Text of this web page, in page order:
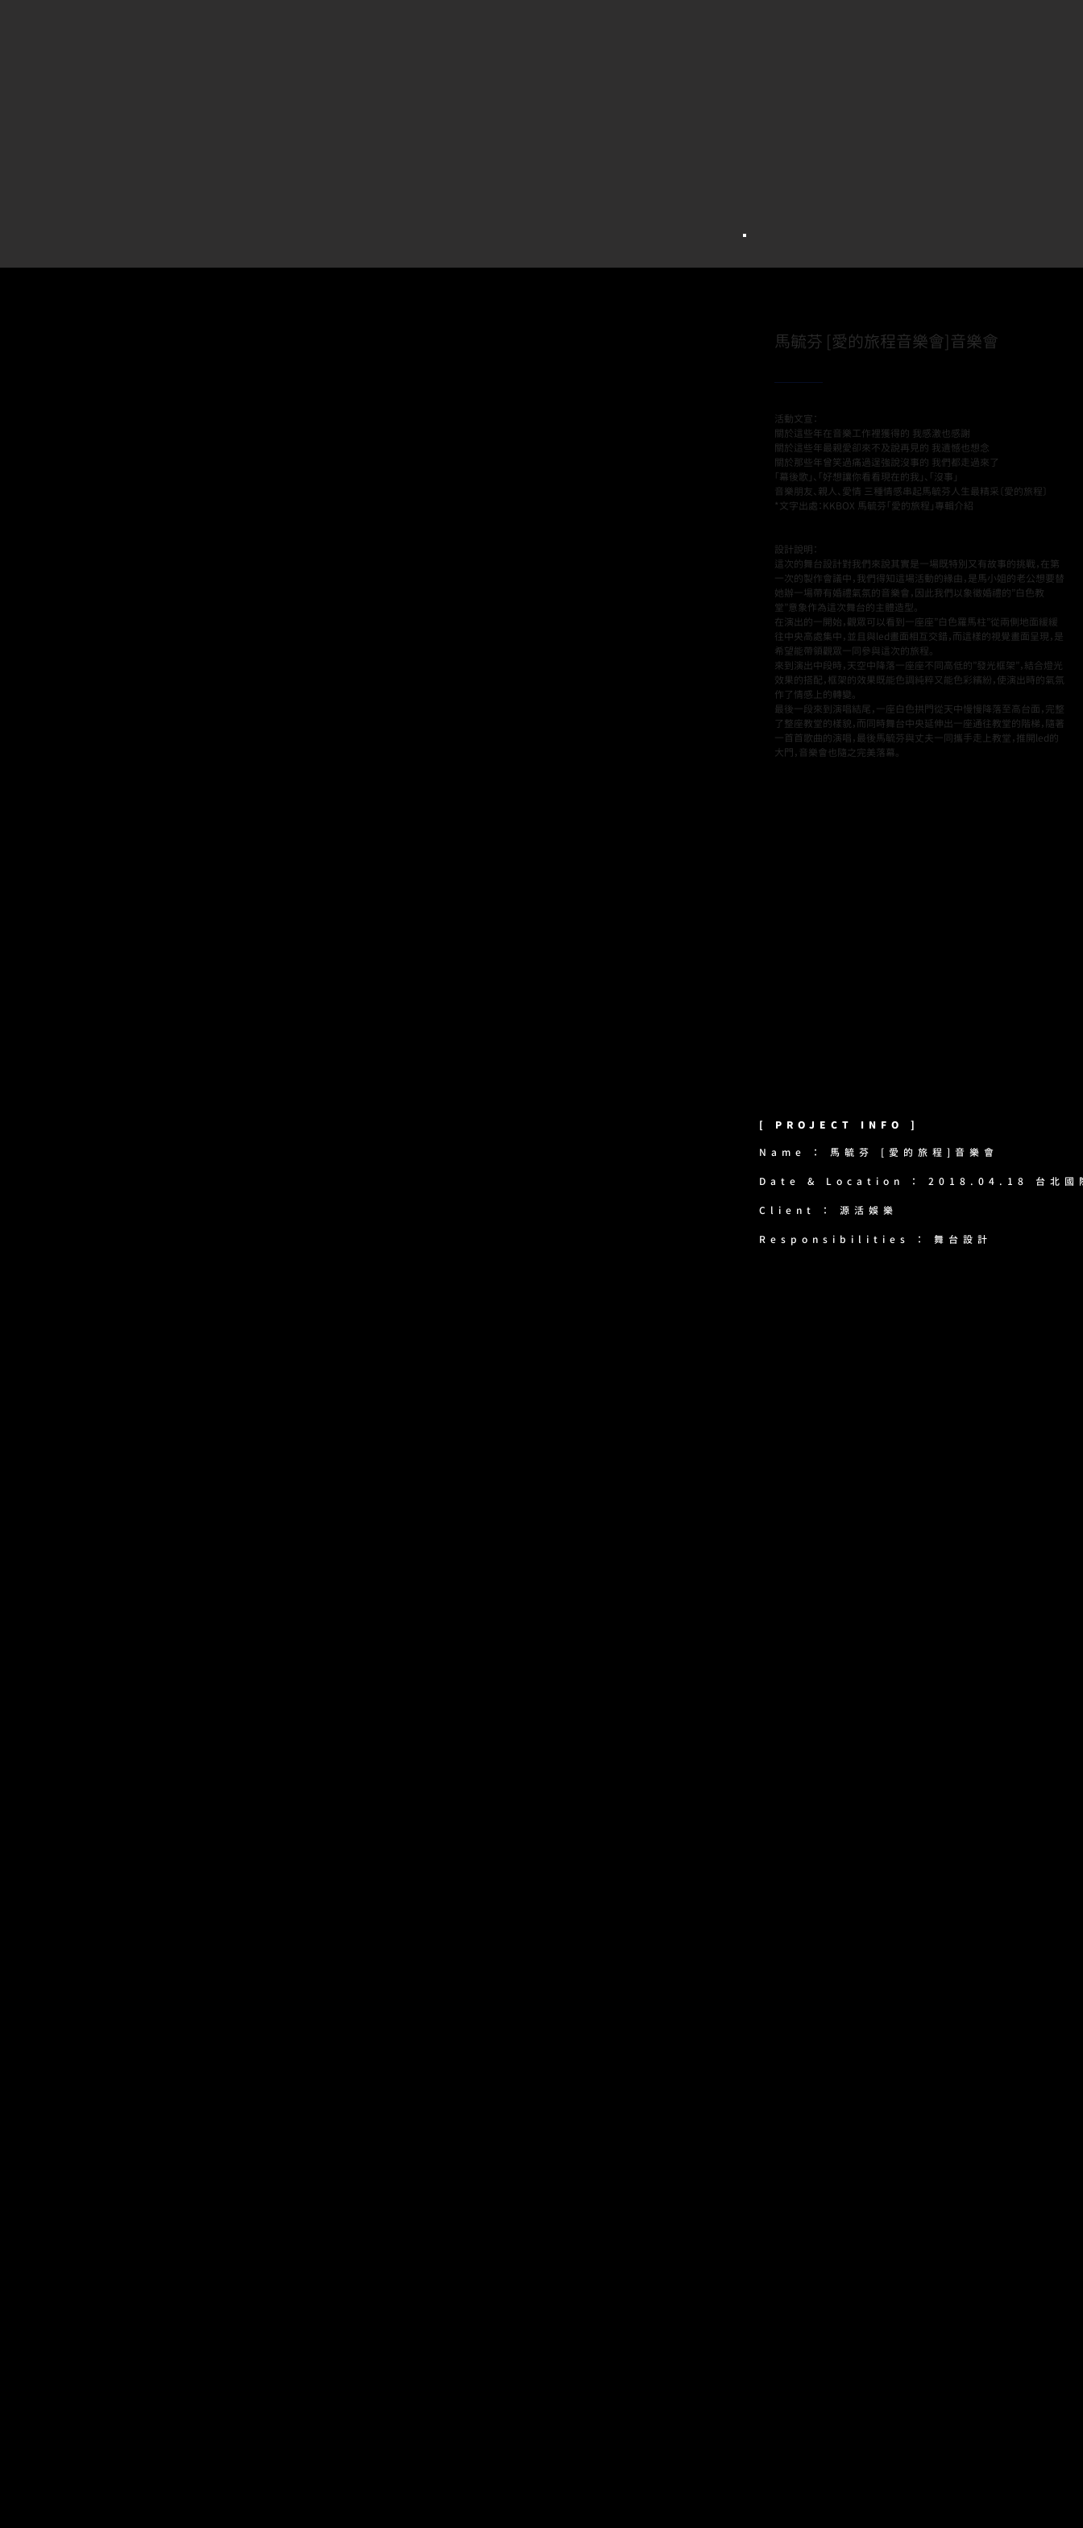
馬毓芬 [愛的旅程音樂會]音樂會
活動文宣：
關於這些年在音樂工作裡獲得的 我感激也感謝
關於這些年最親愛卻來不及說再見的 我遺憾也想念
關於那些年曾笑過痛過逞強說沒事的 我們都走過來了
「幕後歌」、「好想讓你看看現在的我」、「沒事」
音樂朋友、親人、愛情 三種情感串起馬毓芬人生最精采〔愛的旅程〕
*文字出處：KKBOX 馬毓芬「愛的旅程」專輯介紹
設計說明：
這次的舞台設計對我們來說其實是一場既特別又有故事的挑戰，在第
一次的製作會議中，我們得知這場活動的緣由，是馬小姐的老公想要替
她辦一場帶有婚禮氣氛的音樂會，因此我們以象徵婚禮的”白色教
堂”意象作為這次舞台的主體造型。
在演出的一開始，觀眾可以看到一座座”白色羅馬柱”從兩側地面緩緩
往中央高處集中，並且與led畫面相互交錯，而這樣的視覺畫面呈現，是
希望能帶領觀眾一同參與這次的旅程。
來到演出中段時，天空中降落一座座不同高低的”發光框架”，結合燈光
效果的搭配，框架的效果既能色調純粹又能色彩繽紛，使演出時的氣氛
作了情感上的轉變。
最後一段來到演唱結尾，一座白色拱門從天中慢慢降落至高台面，完整
了整座教堂的樣貌，而同時舞台中央延伸出一座通往教堂的階梯，隨著
一首首歌曲的演唱，最後馬毓芬與丈夫一同攜手走上教堂，推開led的
大門，音樂會也隨之完美落幕。
[ PROJECT INFO ]
Name ： 馬毓芬 [愛的旅程]音樂會
Date & Location ： 2018.04.18 台北國
Client ： 源活娛樂
​Responsibilities ： 舞台設計